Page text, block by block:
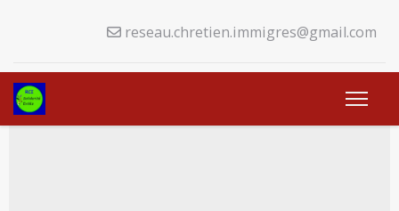
reseau.chretien.immigres@gmail.com